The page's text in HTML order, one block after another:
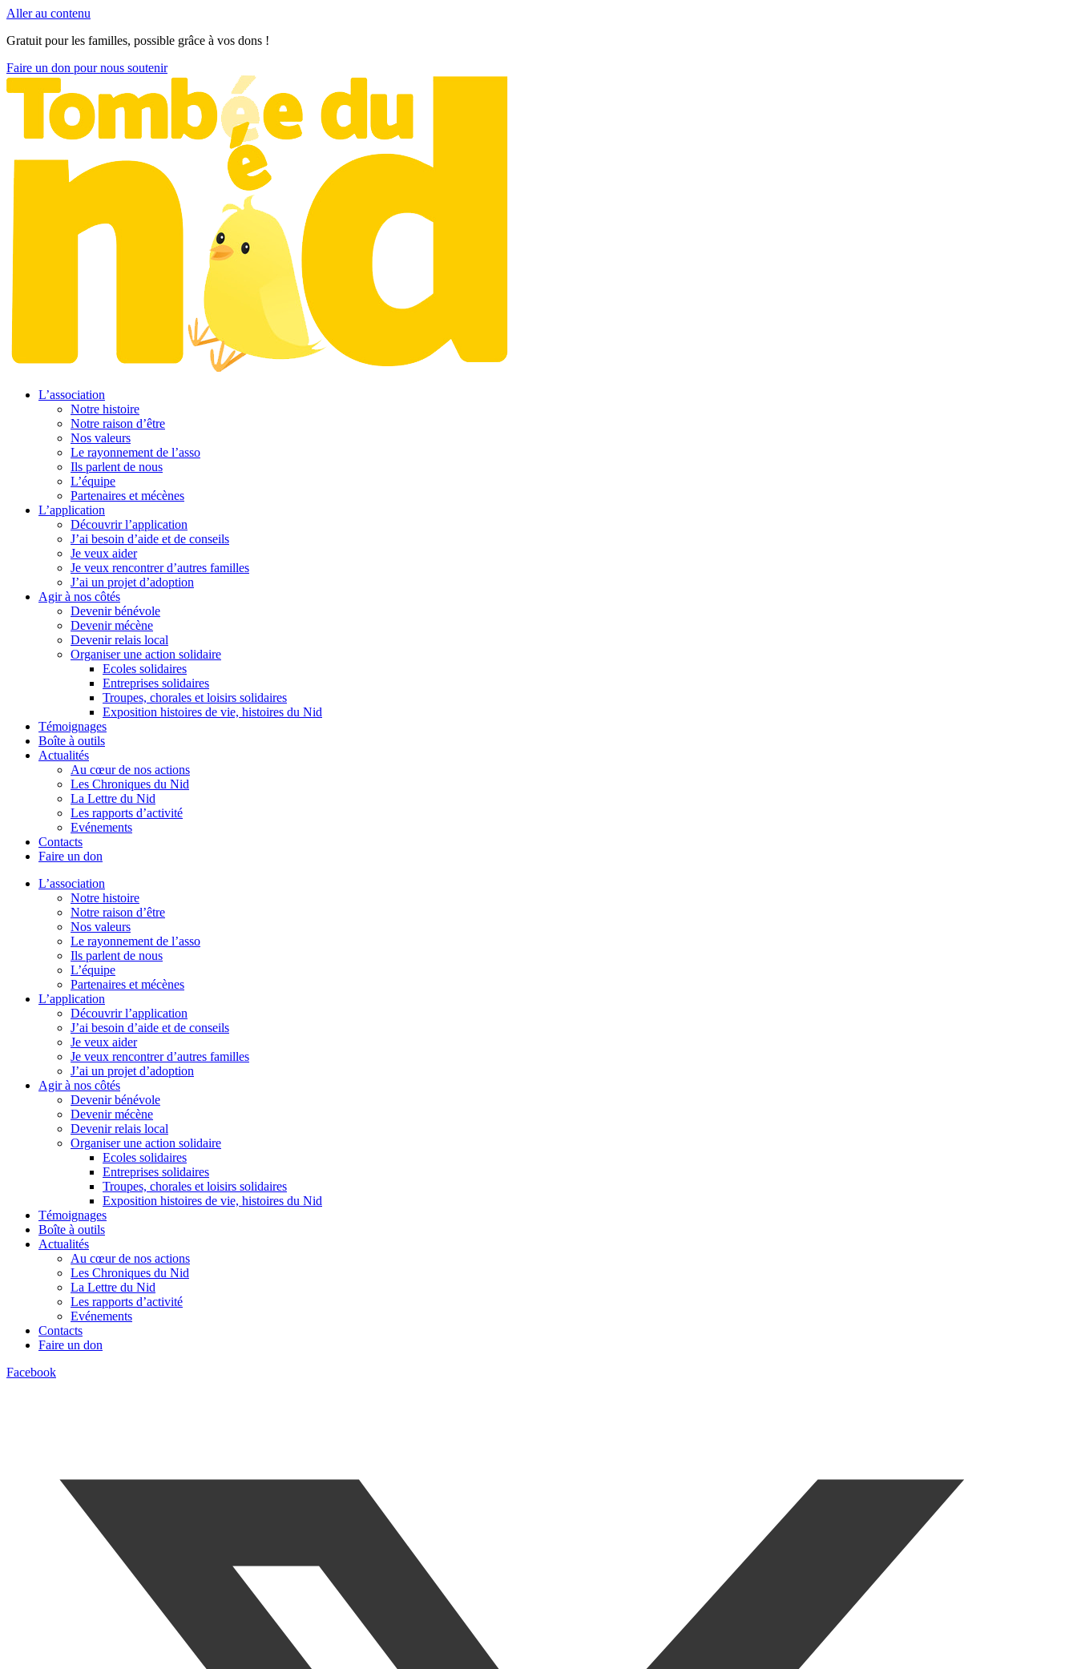
Aller au contenu
Gratuit pour les familles, possible grâce à vos dons !
Faire un don pour nous soutenir
L’association
Notre histoire
Notre raison d’être
Nos valeurs
Le rayonnement de l’asso
Ils parlent de nous
L’équipe
Partenaires et mécènes
L’application
Découvrir l’application
J’ai besoin d’aide et de conseils
Je veux aider
Je veux rencontrer d’autres familles
J’ai un projet d’adoption
Agir à nos côtés
Devenir bénévole
Devenir mécène
Devenir relais local
Organiser une action solidaire
Ecoles solidaires
Entreprises solidaires
Troupes, chorales et loisirs solidaires
Exposition histoires de vie, histoires du Nid
Témoignages
Boîte à outils
Actualités
Au cœur de nos actions
Les Chroniques du Nid
La Lettre du Nid
Les rapports d’activité
Evénements
Contacts
Faire un don
L’association
Notre histoire
Notre raison d’être
Nos valeurs
Le rayonnement de l’asso
Ils parlent de nous
L’équipe
Partenaires et mécènes
L’application
Découvrir l’application
J’ai besoin d’aide et de conseils
Je veux aider
Je veux rencontrer d’autres familles
J’ai un projet d’adoption
Agir à nos côtés
Devenir bénévole
Devenir mécène
Devenir relais local
Organiser une action solidaire
Ecoles solidaires
Entreprises solidaires
Troupes, chorales et loisirs solidaires
Exposition histoires de vie, histoires du Nid
Témoignages
Boîte à outils
Actualités
Au cœur de nos actions
Les Chroniques du Nid
La Lettre du Nid
Les rapports d’activité
Evénements
Contacts
Faire un don
Facebook